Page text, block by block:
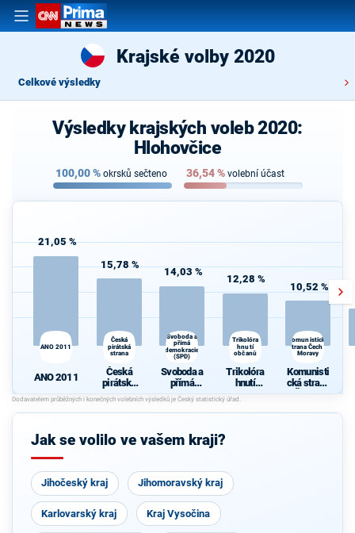
Krajské volby 2020
Celkové výsledky
Výsledky krajských voleb 2020:
Hlohovčice
100,00% okrsků sečteno 36,54% volební účast
21,05 %
ANO 2011
ANO 2011
15,78 %
Česká
pirátská
strana
Česká
pirátská
strana
14,03 %
Svoboda a
přímá
demokracie
(SPD)
Svoboda a
přímá
demokraci
e (SPD)
12,28 %
Trikolóra
hnutí
občanů
Trikolóra
hnutí
občanů
10,52 %
Komunistická
strana Čech a
Moravy
Komunisti
cká strana
Čech a
Jak se volilo ve vašem kraji?
Jihočeský kraj Jihomoravský kraj
Karlovarský kraj Kraj Vysočina